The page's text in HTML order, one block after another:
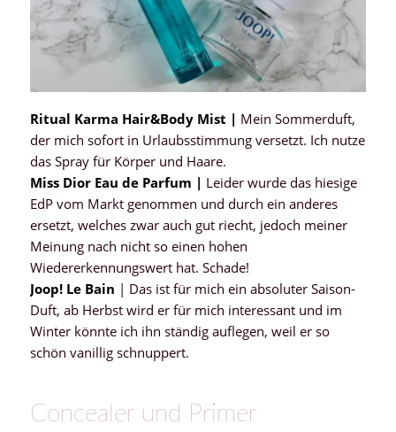
Ritual Karma Hair&Body Mist | Mein Sommerduft,
der mich sofort in Urlaubsstimmung versetzt. Ich nutze
das Spray für Körper und Haare.
Miss Dior Eau de Parfum | Leider wurde das hiesige
EdP vom Markt genommen und durch ein anderes
ersetzt, welches zwar auch gut riecht, jedoch meiner
Meinung nach nicht so einen hohen
Wiedererkennungswert hat. Schade!
Joop! Le Bain | Das ist für mich ein absoluter Saison-
Duft, ab Herbst wird er für mich interessant und im
Winter könnte ich ihn ständig auflegen, weil er so
schön vanillig schnuppert.
Concealer und Primer